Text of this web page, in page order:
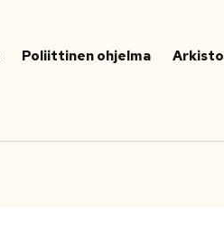
Poliittinen ohjelma Arkisto